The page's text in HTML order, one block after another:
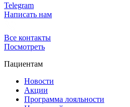
Telegram
Написать нам
Все контакты
Посмотреть
Пациентам
Новости
Акции
Программа лояльности